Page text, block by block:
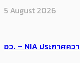
5 August 2026
อว. – NIA ประกาศค